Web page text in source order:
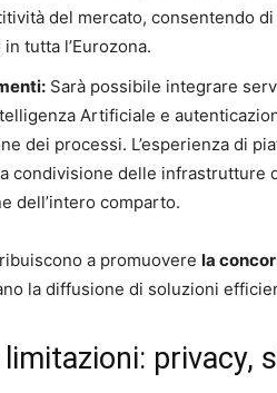
del mercato, consentendo
tutta l’Eurozona.
Sarà possibile integrare
Artificiale e
dei processi. L’esperienza di
condivisione delle infrastrutture
dell’intero comparto.
a promuovere la
la diffusione di soluzioni
privacy,